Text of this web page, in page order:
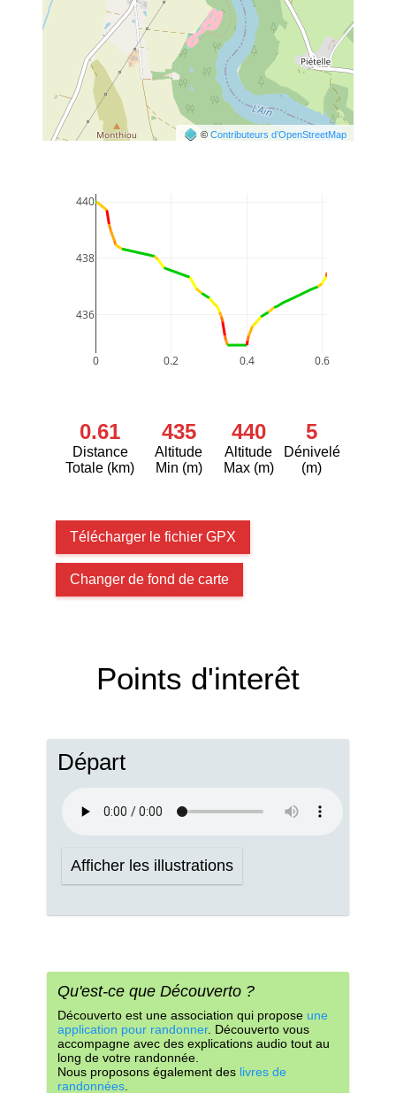
©Contributeurs d’OpenStreetMap
0 0.2 0.4 0.6
436
438
440
0.61
Distance
Totale (km)
435
Altitude
Min (m)
440
Altitude
Max (m)
5
Dénivelé
(m)
Télécharger le fichier GPX
Changer de fond de carte
Points d'interêt
Départ
Afficher les illustrations
Qu'est-ce que Découverto ?
Découverto est une association qui propose une
application pour randonner. Découverto vous
accompagne avec des explications audio tout au
long de votre randonnée.
Nous proposons également des livres de
randonnées